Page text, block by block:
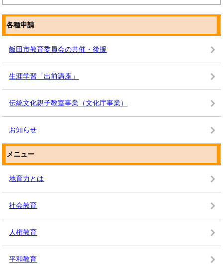
各種申請
飯田市教育委員会の共催・後援
生涯学習「出前講座」
伝統文化親子教室事業（文化庁事業）
お知らせ
メニュー
地育力とは
社会教育
人権教育
平和教育